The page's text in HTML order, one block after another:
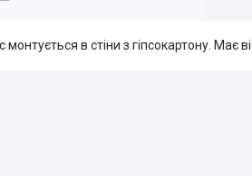
в стіни з гіпсокартону. Має